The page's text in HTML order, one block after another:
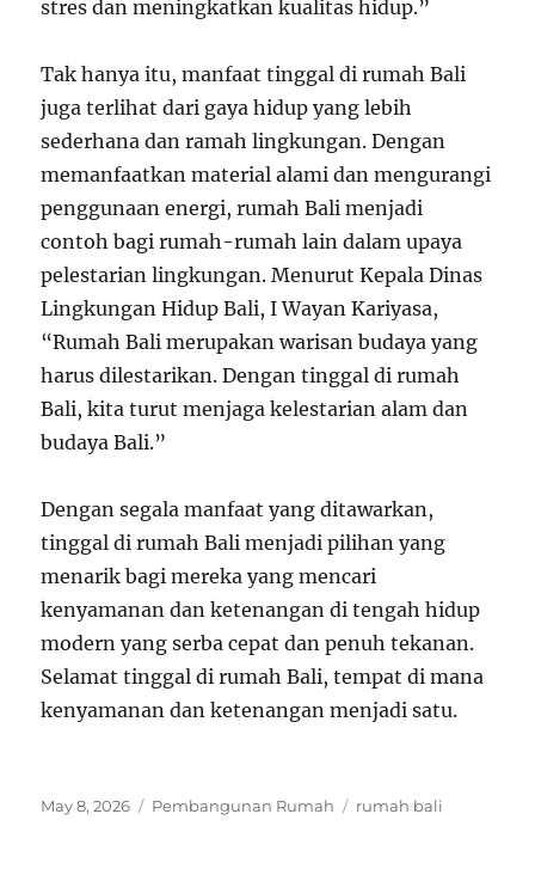
stres dan meningkatkan kualitas hidup.”
Tak hanya itu, manfaat tinggal di rumah Bali
juga terlihat dari gaya hidup yang lebih
sederhana dan ramah lingkungan. Dengan
memanfaatkan material alami dan mengurangi
penggunaan energi, rumah Bali menjadi
contoh bagi rumah-rumah lain dalam upaya
pelestarian lingkungan. Menurut Kepala Dinas
Lingkungan Hidup Bali, I Wayan Kariyasa,
“Rumah Bali merupakan warisan budaya yang
harus dilestarikan. Dengan tinggal di rumah
Bali, kita turut menjaga kelestarian alam dan
budaya Bali.”
Dengan segala manfaat yang ditawarkan,
tinggal di rumah Bali menjadi pilihan yang
menarik bagi mereka yang mencari
kenyamanan dan ketenangan di tengah hidup
modern yang serba cepat dan penuh tekanan.
Selamat tinggal di rumah Bali, tempat di mana
kenyamanan dan ketenangan menjadi satu.
Posted
May 8, 2026 Categories
Pembangunan Rumah Tags
rumah bali